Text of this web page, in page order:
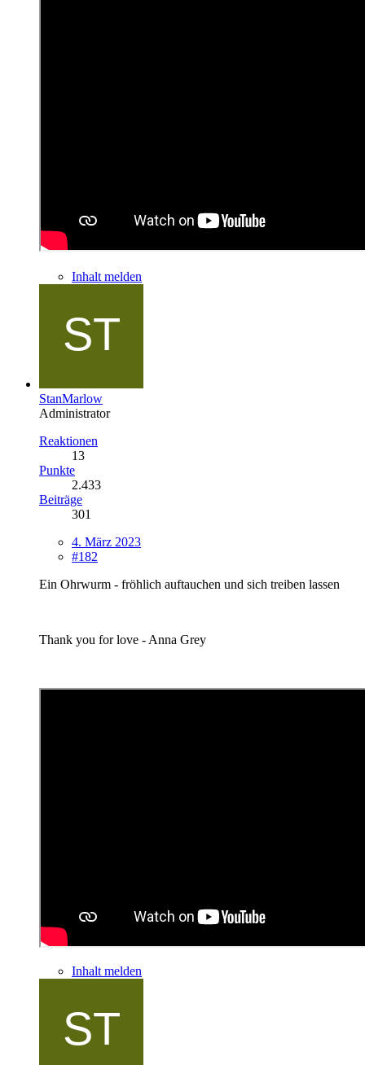
Inhalt melden
StanMarlow
Administrator
Reaktionen
13
Punkte
2.433
Beiträge
301
4. März 2023
#182
Ein Ohrwurm - fröhlich auftauchen und sich treiben lassen
Thank you for love - Anna Grey
Inhalt melden